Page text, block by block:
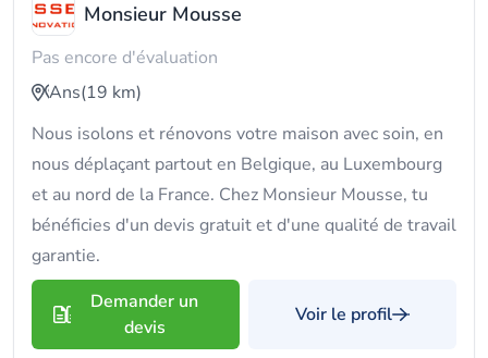
Monsieur Mousse
Pas encore d'évaluation
Ans(19 km)
Nous isolons et rénovons votre maison avec soin, en
nous déplaçant partout en Belgique, au Luxembourg
et au nord de la France. Chez Monsieur Mousse, tu
bénéficies d'un devis gratuit et d'une qualité de travail
garantie.
Demander un
devis
Voir le profil